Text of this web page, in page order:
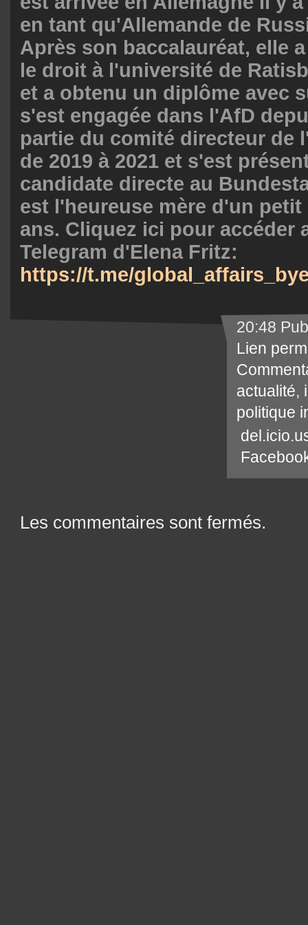
en tant qu'Allemande de
Après son baccalauréat, elle
le droit à l'université de
et a obtenu un diplôme avec
s'est engagée dans l'AfD
partie du comité directeur de
de 2019 à 2021 et s'est
candidate directe au
est l'heureuse mère d'un
ans. Cliquez ici pour accéder
Telegram d'Elena Fritz:
https://t.me/
20:48
Lien
actualité,
politique
Les commentaires sont fermés.